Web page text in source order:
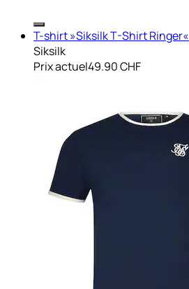
T-shirt »Siksilk T-Shirt Ringer«
Siksilk
Prix actuel49.90 CHF